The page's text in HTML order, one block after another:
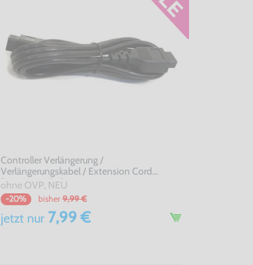
Controller Verlängerung /
Verlängerungskabel / Extension Cord
[Dritthersteller]
ohne OVP, NEU
-20% bisher 9,99 €
jetzt nur7,99 €